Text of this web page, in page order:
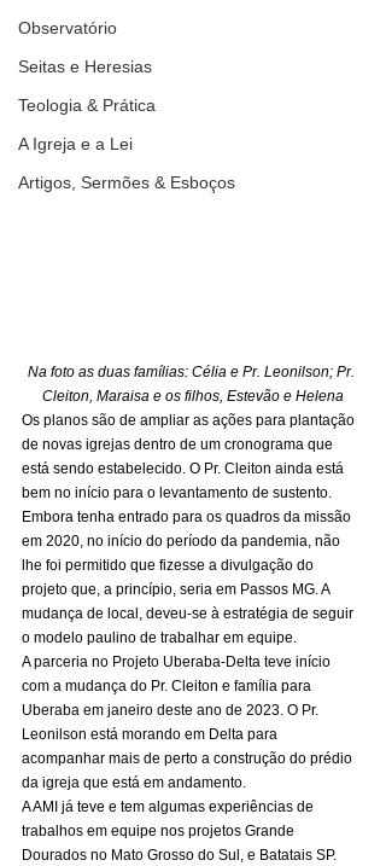
Observatório
Seitas e Heresias
Teologia & Prática
A Igreja e a Lei
Artigos, Sermões & Esboços
Na foto as duas famílias: Célia e Pr. Leonilson; Pr.
Cleiton, Maraisa e os filhos, Estevão e Helena
Os planos são de ampliar as ações para plantação
de novas igrejas dentro de um cronograma que
está sendo estabelecido. O Pr. Cleiton ainda está
bem no início para o levantamento de sustento.
Embora tenha entrado para os quadros da missão
em 2020, no início do período da pandemia, não
lhe foi permitido que fizesse a divulgação do
projeto que, a princípio, seria em Passos MG. A
mudança de local, deveu-se à estratégia de seguir
o modelo paulino de trabalhar em equipe.
A parceria no Projeto Uberaba-Delta teve início
com a mudança do Pr. Cleiton e família para
Uberaba em janeiro deste ano de 2023. O Pr.
Leonilson está morando em Delta para
acompanhar mais de perto a construção do prédio
da igreja que está em andamento.
A AMI já teve e tem algumas experiências de
trabalhos em equipe nos projetos Grande
Dourados no Mato Grosso do Sul, e Batatais SP.